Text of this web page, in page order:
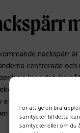
För att ge en bra
samtycker till detta
samtycker eller om
nackspärr
centrerade
böja huvudet
i 90°. Det är
höj- och sänkbart
mer hållbar vardag